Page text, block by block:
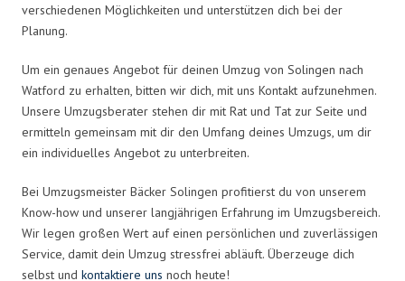
verschiedenen Möglichkeiten und unterstützen dich bei der
Planung.
Um ein genaues Angebot für deinen Umzug von Solingen nach
Watford zu erhalten, bitten wir dich, mit uns Kontakt aufzunehmen.
Unsere Umzugsberater stehen dir mit Rat und Tat zur Seite und
ermitteln gemeinsam mit dir den Umfang deines Umzugs, um dir
ein individuelles Angebot zu unterbreiten.
Bei Umzugsmeister Bäcker Solingen profitierst du von unserem
Know-how und unserer langjährigen Erfahrung im Umzugsbereich.
Wir legen großen Wert auf einen persönlichen und zuverlässigen
Service, damit dein Umzug stressfrei abläuft. Überzeuge dich
selbst und kontaktiere uns noch heute!